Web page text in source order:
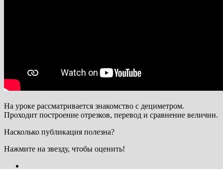
На уроке рассматривается знакомство с дециметром.
Проходит построение отрезков, перевод и сравнение величин.
Насколько публикация полезна?
Нажмите на звезду, чтобы оценить!